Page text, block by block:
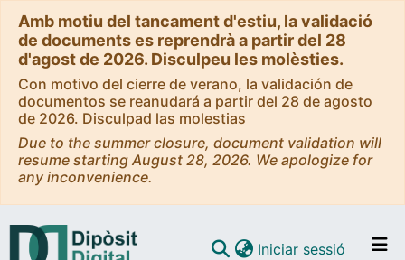
Amb motiu del tancament d'estiu, la validació
de documents es reprendrà a partir del 28
d'agost de 2026. Disculpeu les molèsties.
Con motivo del cierre de verano, la validación de
documentos se reanudará a partir del 28 de agosto
de 2026. Disculpad las molestias
Due to the summer closure, document validation will
resume starting August 28, 2026. We apologize for
any inconvenience.
Iniciar sessió (current)